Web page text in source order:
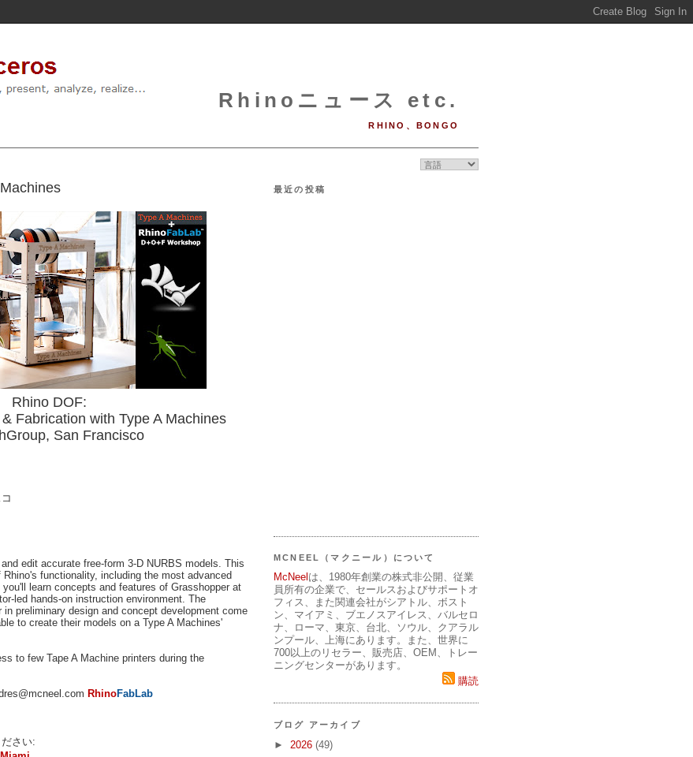
Rhinoニュース etc.
RHINO、BONGO
Rhino DOF:
Fabrication with Type A Machines
San Francisco
edit accurate free-form 3-D NURBS models. This
functionality, including the most advanced
learn concepts and features of Grasshopper at
led hands-on instruction environment. The
preliminary design and concept development come
to create their models on a Type A Machines'
to few Tape A Machine printers during the
RhinoFabLab
さい:
最近の投稿
MCNEEL（マクニール）について
McNeelは、1980年創業の株式非公開、従業
員所有の企業で、セールスおよびサポートオ
フィス、また関連会社がシアトル、ボスト
ン、マイアミ、ブエノスアイレス、バルセロ
ナ、ローマ、東京、台北、ソウル、クアラル
ンプール、上海にあります。また、世界に
700以上のリセラー、販売店、OEM、トレー
ニングセンターがあります。
購読
ブログ アーカイブ
► 2026 (49)